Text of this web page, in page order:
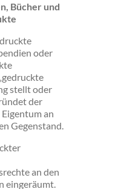
Bücher und
oder
stellt oder
der
an
Gegenstand.
an den
eingeräumt.